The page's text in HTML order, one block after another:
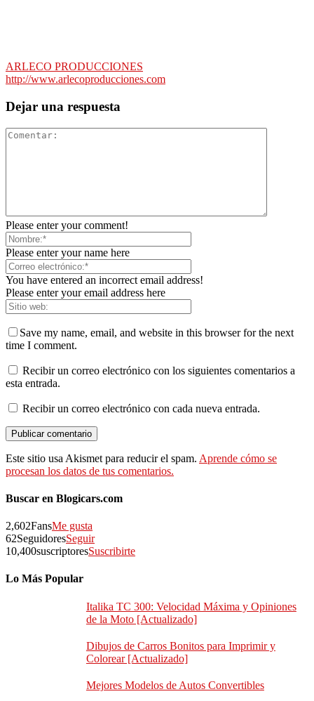
ARLECO PRODUCCIONES
http://www.arlecoproducciones.com
Dejar una respuesta
Please enter your comment!
Please enter your name here
You have entered an incorrect email address!
Please enter your email address here
Save my name, email, and website in this browser for the next
time I comment.
Recibir un correo electrónico con los siguientes comentarios a
esta entrada.
Recibir un correo electrónico con cada nueva entrada.
Este sitio usa Akismet para reducir el spam. Aprende cómo se
procesan los datos de tus comentarios.
Buscar en Blogicars.com
2,602FansMe gusta
62SeguidoresSeguir
10,400suscriptoresSuscribirte
Lo Más Popular
Italika TC 300: Velocidad Máxima y Opiniones
de la Moto [Actualizado]
Dibujos de Carros Bonitos para Imprimir y
Colorear [Actualizado]
Mejores Modelos de Autos Convertibles